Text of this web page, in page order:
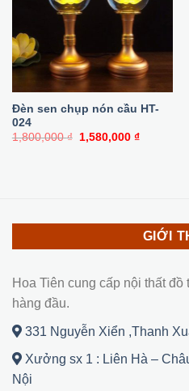
Đèn sen chụp nón cầu HT-
024
1,800,000₫
Giá
1,580,000 ₫Giá
GIỚI
Hoa Tiên cung cấp nội thất
hàng đầu.
331 Nguyễn Xiển ,Thanh
Xưởng sx 1 : Liên Hà –
Nội